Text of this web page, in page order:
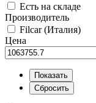
Есть на складе
Производитель
Filcar (Италия)
Цена